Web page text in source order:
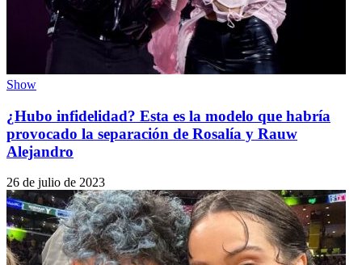
Show
¿Hubo infidelidad? Esta es la modelo que habría
provocado la separación de Rosalía y Rauw
Alejandro
26 de julio de 2023